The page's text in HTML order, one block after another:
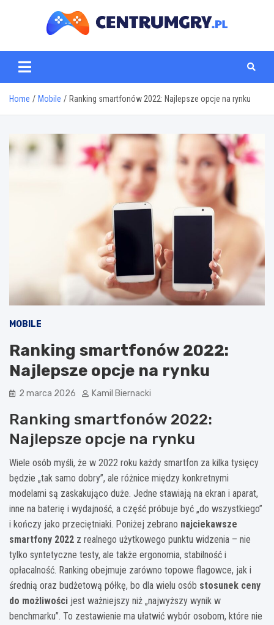
centrumgry.pl
Home Mobile Ranking smartfonów 2022: Najlepsze opcje na rynku
MOBILE
Ranking smartfonów 2022:
Najlepsze opcje na rynku
2 marca 2026 Kamil Biernacki
Ranking smartfonów 2022:
Najlepsze opcje na rynku
Wiele osób myśli, że w 2022 roku każdy smartfon za kilka tysięcy
będzie „tak samo dobry”, ale różnice między konkretnymi
modelami są zaskakująco duże. Jedne stawiają na ekran i aparat,
inne na baterię i wydajność, a część próbuje być „do wszystkiego”
i kończy jako przeciętniaki. Poniżej zebrano najciekawsze
smartfony 2022 z realnego użytkowego punktu widzenia – nie
tylko syntetyczne testy, ale także ergonomia, stabilność i
opłacalność. Ranking obejmuje zarówno topowe flagowce, jak i
średnią oraz budżetową półkę, bo dla wielu osób stosunek ceny
do możliwości jest ważniejszy niż „najwyższy wynik w
benchmarku”. To zestawienie ma ułatwić wybór osobom, które nie